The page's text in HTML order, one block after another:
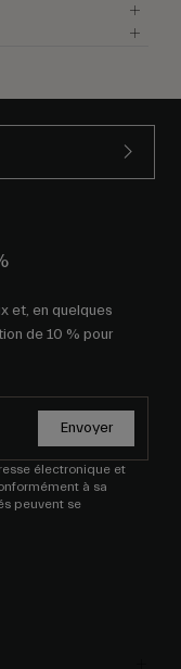
et, en quelques
de 10 % pour
Envoyer
électronique et
à sa
peuvent se